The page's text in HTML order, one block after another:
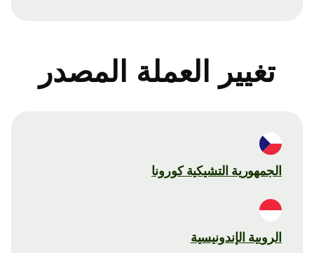
تغيير العملة المصدر
الجمهورية التشيكية كورونا
الروبية الإندونيسية